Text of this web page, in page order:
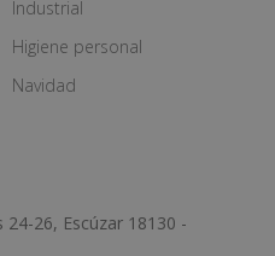
Industrial
Higiene personal
Navidad
24-26, Escúzar 18130 -